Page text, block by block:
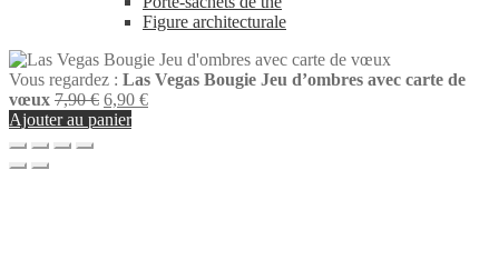
Figure architecturale
Vous regardez : Las Vegas Bougie Jeu d’ombres avec carte de
vœux 7,90€ Le
prix
6,90 €Le
Ajouter au panier